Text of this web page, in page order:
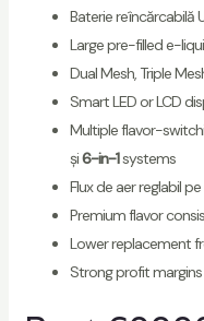
Baterie reîncărcabilă
Large pre-filled e-
Dual Mesh, Triple
Smart LED or LCD
Multiple flavor-
și6-in-1systems
Flux de aer reglabil
Premium flavor
Lower replacement
Strong profit